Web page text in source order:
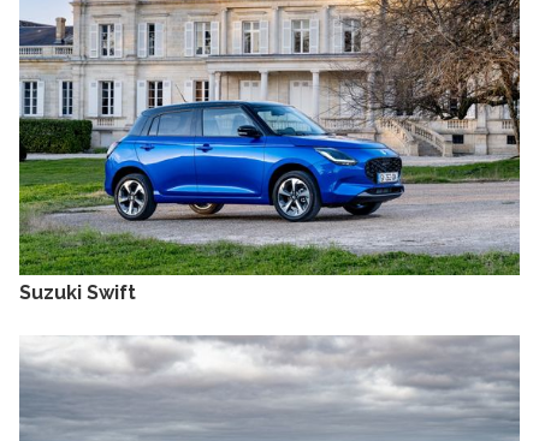
Suzuki Swift